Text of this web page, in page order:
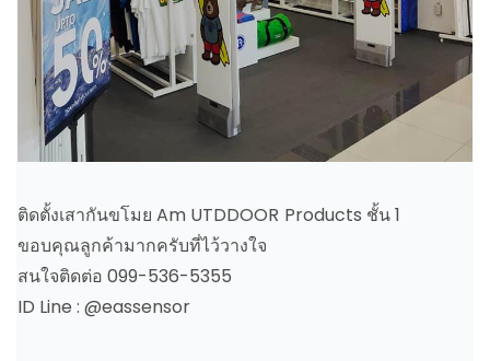
ติดตั้งเสากันขโมย Am UTDDOOR Products ชั้น 1
ขอบคุณลูกค้ามากครับที่ไว้วางใจ
สนใจติดต่อ 099-536-5355
ID Line : @eassensor